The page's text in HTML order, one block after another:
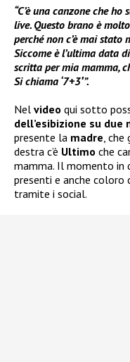
“C’è una canzone che
live. Questo brano è
perché non c’è mai
Siccome è l’ultima data
scritta per mia mamma,
Si chiama ‘7+3′”.
Nel video qui sotto
dell’esibizione su due
presente la madre, che
destra c’è Ultimo che
mamma. Il momento
presenti e anche coloro
tramite i social.